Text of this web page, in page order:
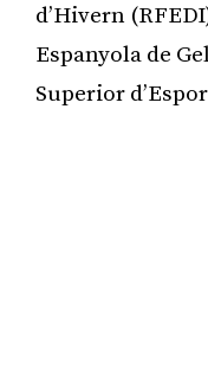
d’Hivern
Espanyola de
Superior